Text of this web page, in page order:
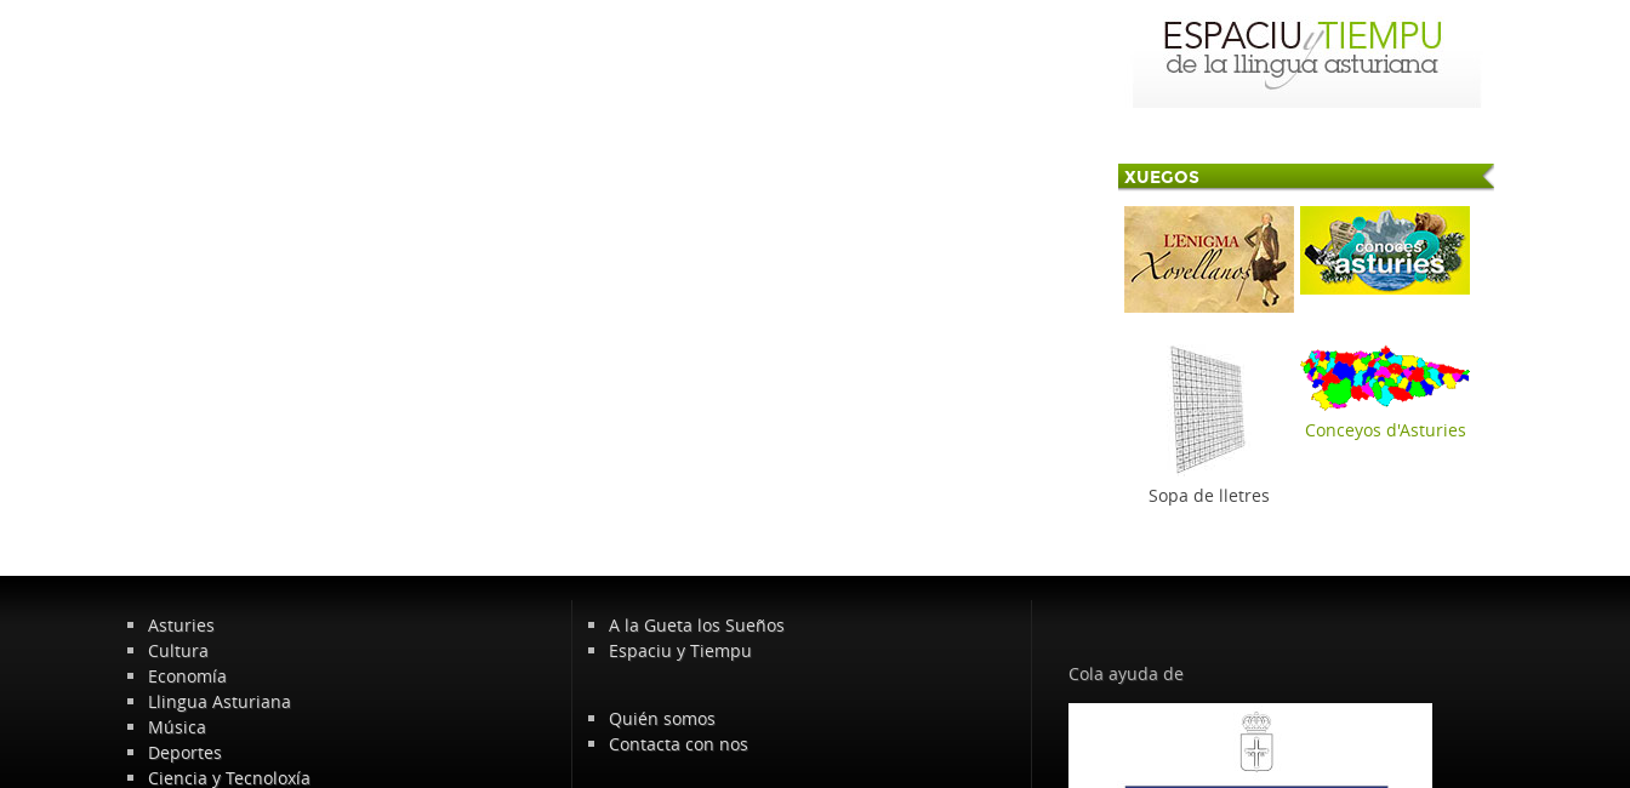
XUEGOS
Sopa de lletres
Conceyos d'Asturies
Asturies
Cultura
Economía
Llingua Asturiana
Música
Deportes
Ciencia y Tecnoloxía
A la Gueta los Sueños
Espaciu y Tiempu
Quién somos
Contacta con nos
Cola ayuda de